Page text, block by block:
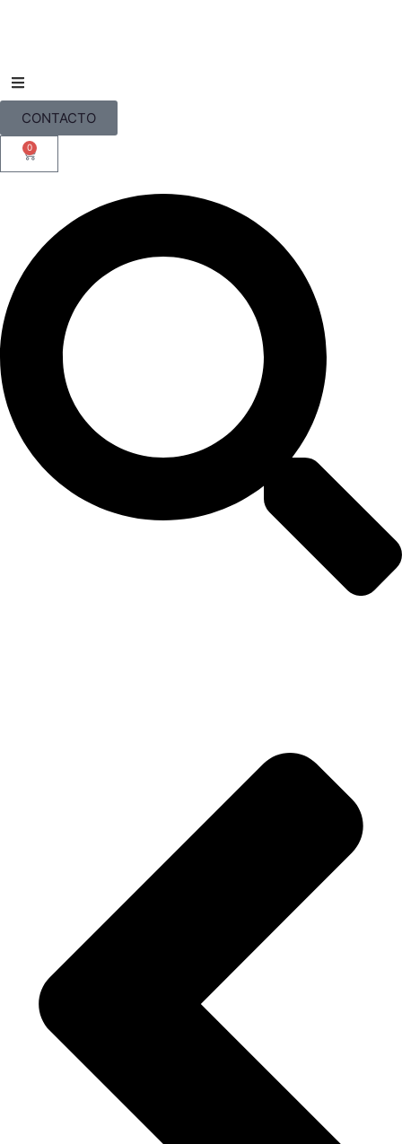
CONTACTO
0